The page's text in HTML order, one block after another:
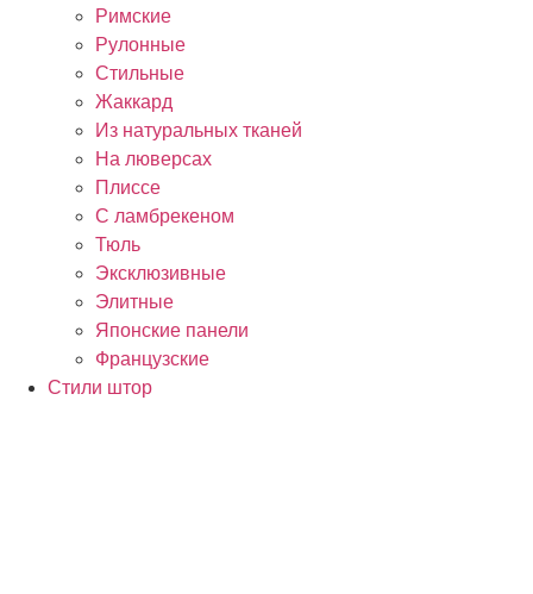
Римские
Рулонные
Стильные
Жаккард
Из натуральных тканей
На люверсах
Плиссе
С ламбрекеном
Тюль
Эксклюзивные
Элитные
Японские панели
Французские
Стили штор